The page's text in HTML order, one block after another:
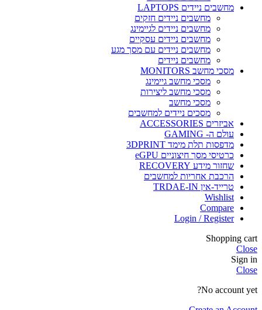
מחשבים ניידים LAPTOPS
מחשבים ניידים חזקים
מחשבים ניידים לגיימינג
מחשבים ניידים עסקיים
מחשבים ניידים עם מסך מגע
מחשבים ניידים
מסכי מחשב MONITORS
מסכי מחשב גיימינג
מסכי מחשב ליצירות
מסכי מחשב
מסכים ניידים למחשבים
אביזרים ACCESSORIES
עולם ה- GAMING
מדפסות תלת מימד 3DPRINT
כרטיסי מסך חיצוניים eGPU
שחזור מידע RECOVERY
הרכבת אחריות למחשבים
טרייד-אין TRDAE-IN
Wishlist
Compare
Login / Register
Shopping cart
Close
Sign in
Close
No account yet?